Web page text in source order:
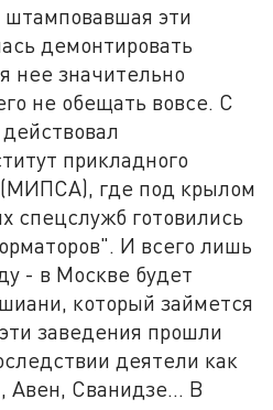
эти
демонтировать
нее значительно
не обещать вовсе. С
прикладного
(МИПСА), где под крылом
спецслужб готовились
И всего лишь
- в Москве будет
который займется
заведения прошли
деятели как
Авен, Сванидзе… В